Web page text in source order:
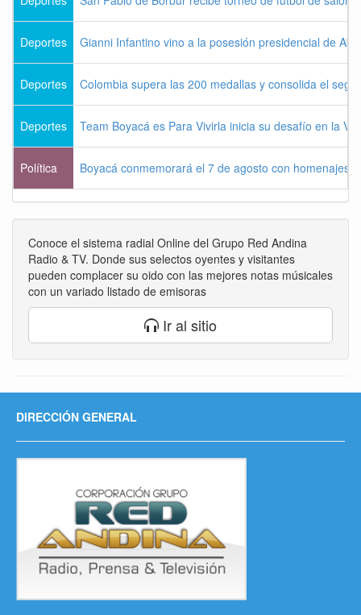
Deportes Gianni Infantino vino a la posesión presidencial de
Deportes Colombia supera las 200 medallas y consolida el
Deportes Team Boyacá es Para Vivirla inicia su desafío en la
Política Boyacá conmemorará el 7 de agosto con homenajes
Conoce el sistema radial Online del Grupo Red Andina
Radio & TV. Donde sus selectos oyentes y visitantes
pueden complacer su oido con las mejores notas músicales
con un variado listado de emisoras
Ir al sitio
DIRECCIÓN GENERAL